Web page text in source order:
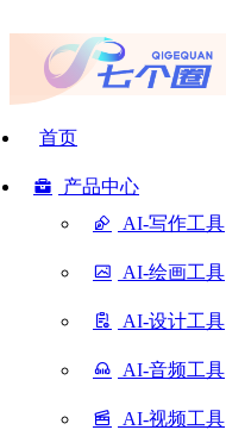
首页
产品中心
AI-写作工具
AI-绘画工具
AI-设计工具
AI-音频工具
AI-视频工具